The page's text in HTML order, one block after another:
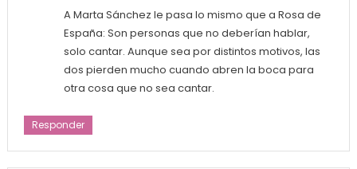
A Marta Sánchez le pasa lo mismo que a Rosa de
España: Son personas que no deberían hablar,
solo cantar. Aunque sea por distintos motivos, las
dos pierden mucho cuando abren la boca para
otra cosa que no sea cantar.
Responder